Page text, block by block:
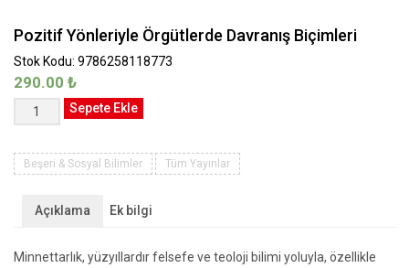
Pozitif Yönleriyle Örgütlerde Davranış Biçimleri
Stok Kodu: 9786258118773
290.00 ₺
Pozitif
Yönleriyle
Davranış
adet
Sepete Ekle
Beşeri & Sosyal Bilimler Tüm Yayınlar
Açıklama Ek bilgi
Minnettarlık, yüzyıllardır felsefe ve teoloji bilimi yoluyla, özellikle